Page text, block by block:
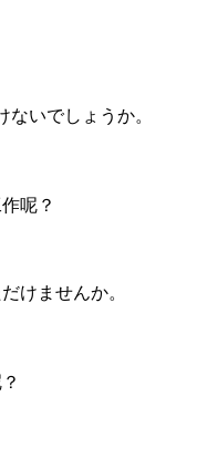
ないでしょうか。
呢？
けませんか。